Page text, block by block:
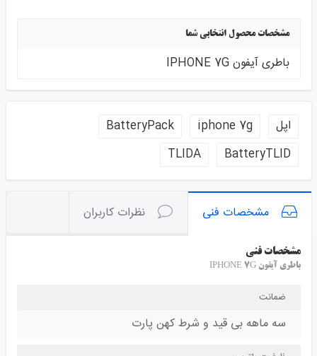
مشخصات محصول انتخابی شما
باطری آیفون IPHONE 7G
اپل iphone 7g
BatteryPack
BatteryTLID
TLIDA
مشخصات فنی نظرات کاربران
مشخصات فنی
باطری آیفون IPHONE 7G
ضمانت
سه ماهه بی قید و شرط کهن پارت